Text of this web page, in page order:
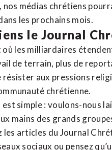
nos médias chrétiens
les prochains mois.
le Journal
les milliardaires
de terrain, plus de
résister aux pressions
chrétienne.
est simple : voulons-nous
mains des grands
les articles du Journal
sociaux ou pensez